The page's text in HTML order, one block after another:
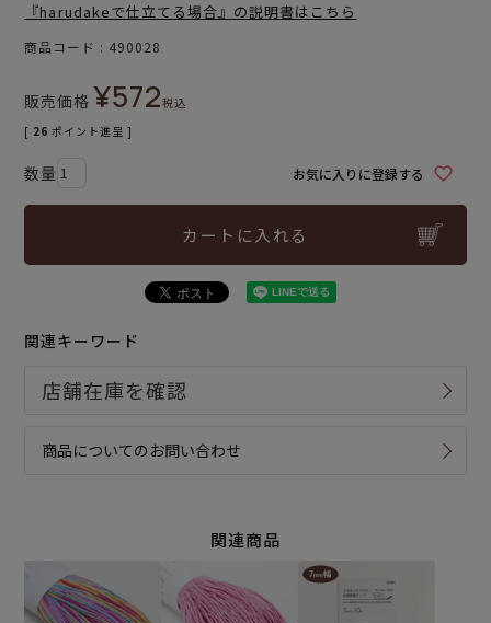
『harudakeで仕立てる場合』の説明書はこちら
商品コード 490028
販売価格 ¥572税込
[ 26 ポイント進呈 ]
お気に入りに登録する
カートに入れる
関連キーワード
商品についてのお問い合わせ
関連商品